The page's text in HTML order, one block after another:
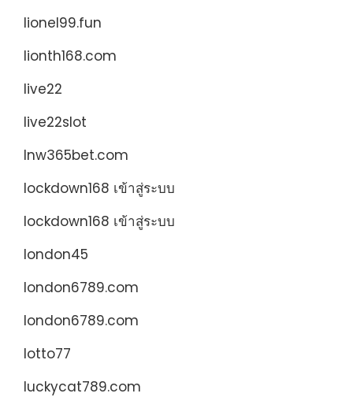
lionel99.fun
lionth168.com
live22
live22slot
lnw365bet.com
lockdown168 เข้าสู่ระบบ
lockdown168 เข้าสู่ระบบ
london45
london6789.com
london6789.com
lotto77
luckycat789.com